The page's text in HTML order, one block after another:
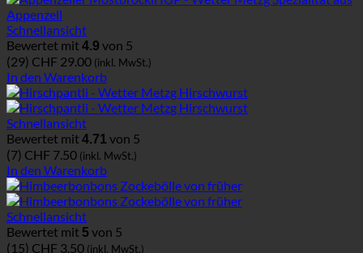
Schnellansicht
Bewertet mit 4.9 von 5
(29) CHF 29.00 (inkl. MwSt.)
In den Warenkorb
Schnellansicht
Bewertet mit 4.71 von 5
(7) CHF 7.50 (inkl. MwSt.)
In den Warenkorb
Schnellansicht
Bewertet mit 5 von 5
(15) CHF 3.50 (inkl. MwSt.)